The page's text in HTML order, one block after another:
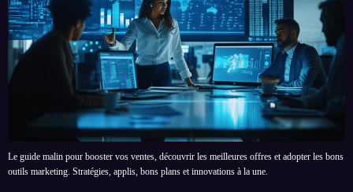
Le guide malin pour booster vos ventes, découvrir les meilleures offres et adopter les bons
outils marketing. Stratégies, applis, bons plans et innovations à la une.